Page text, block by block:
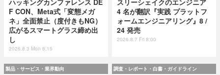
F CON、Meta式「変態メガ
ネ」全面禁止（度付きもNG）
広がるスマートグラス締め出
し
2026.8.3 Mon 8:15
4 名が翻訳『実践 プラットフ
ォームエンジニアリング』8 /
24 発売
2026.8.7 Fri 8:00
製品・サービス・業界動向 調査・レポート・白書・ガイドライン